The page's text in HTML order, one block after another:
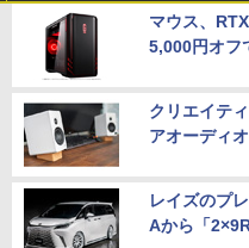
マウス、
5,000円オフ
クリエイテ
アオーディ
レイズのプ
Aから「